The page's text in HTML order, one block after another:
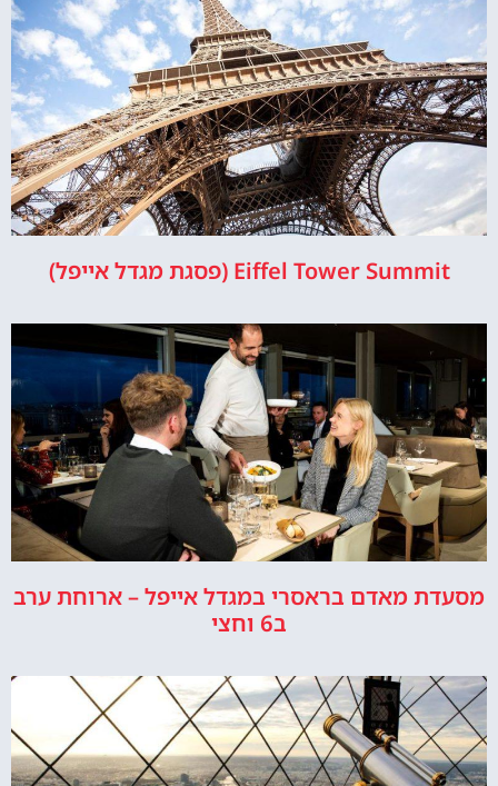
Eiffel Tower Summit (פסגת מגדל אייפל)
מסעדת מאדם בראסרי במגדל אייפל – ארוחת ערב
ב6 וחצי